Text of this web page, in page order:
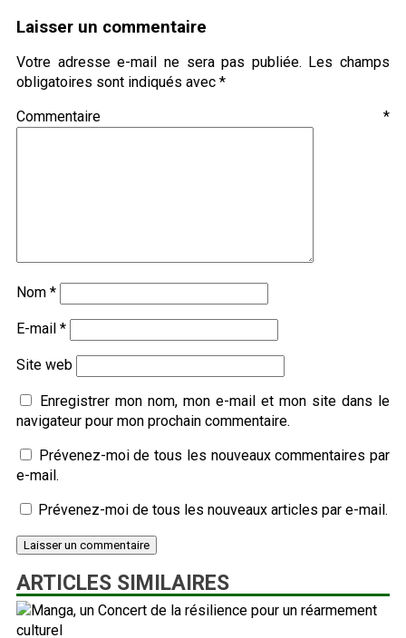
Laisser un commentaire
Votre adresse e-mail ne sera pas publiée. Les champs
obligatoires sont indiqués avec *
Commentaire *
Nom *
E-mail *
Site web
Enregistrer mon nom, mon e-mail et mon site dans le
navigateur pour mon prochain commentaire.
Prévenez-moi de tous les nouveaux commentaires par
e-mail.
Prévenez-moi de tous les nouveaux articles par e-mail.
ARTICLES SIMILAIRES